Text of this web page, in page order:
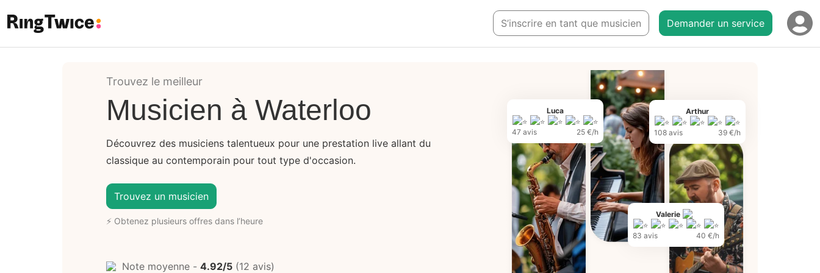
S’inscrire en tant que musicien Demander un service
Luca
47 avis 25 €/h
Valerie
83 avis 40 €/h
Arthur
108 avis 39 €/h
Trouvez le meilleur
Musicien à Waterloo
Découvrez des musiciens talentueux pour une prestation live allant du
classique au contemporain pour tout type d'occasion.
Trouvez un musicien
⚡ Obtenez plusieurs offres dans l’heure
Note moyenne - 4.92/5 (12 avis)